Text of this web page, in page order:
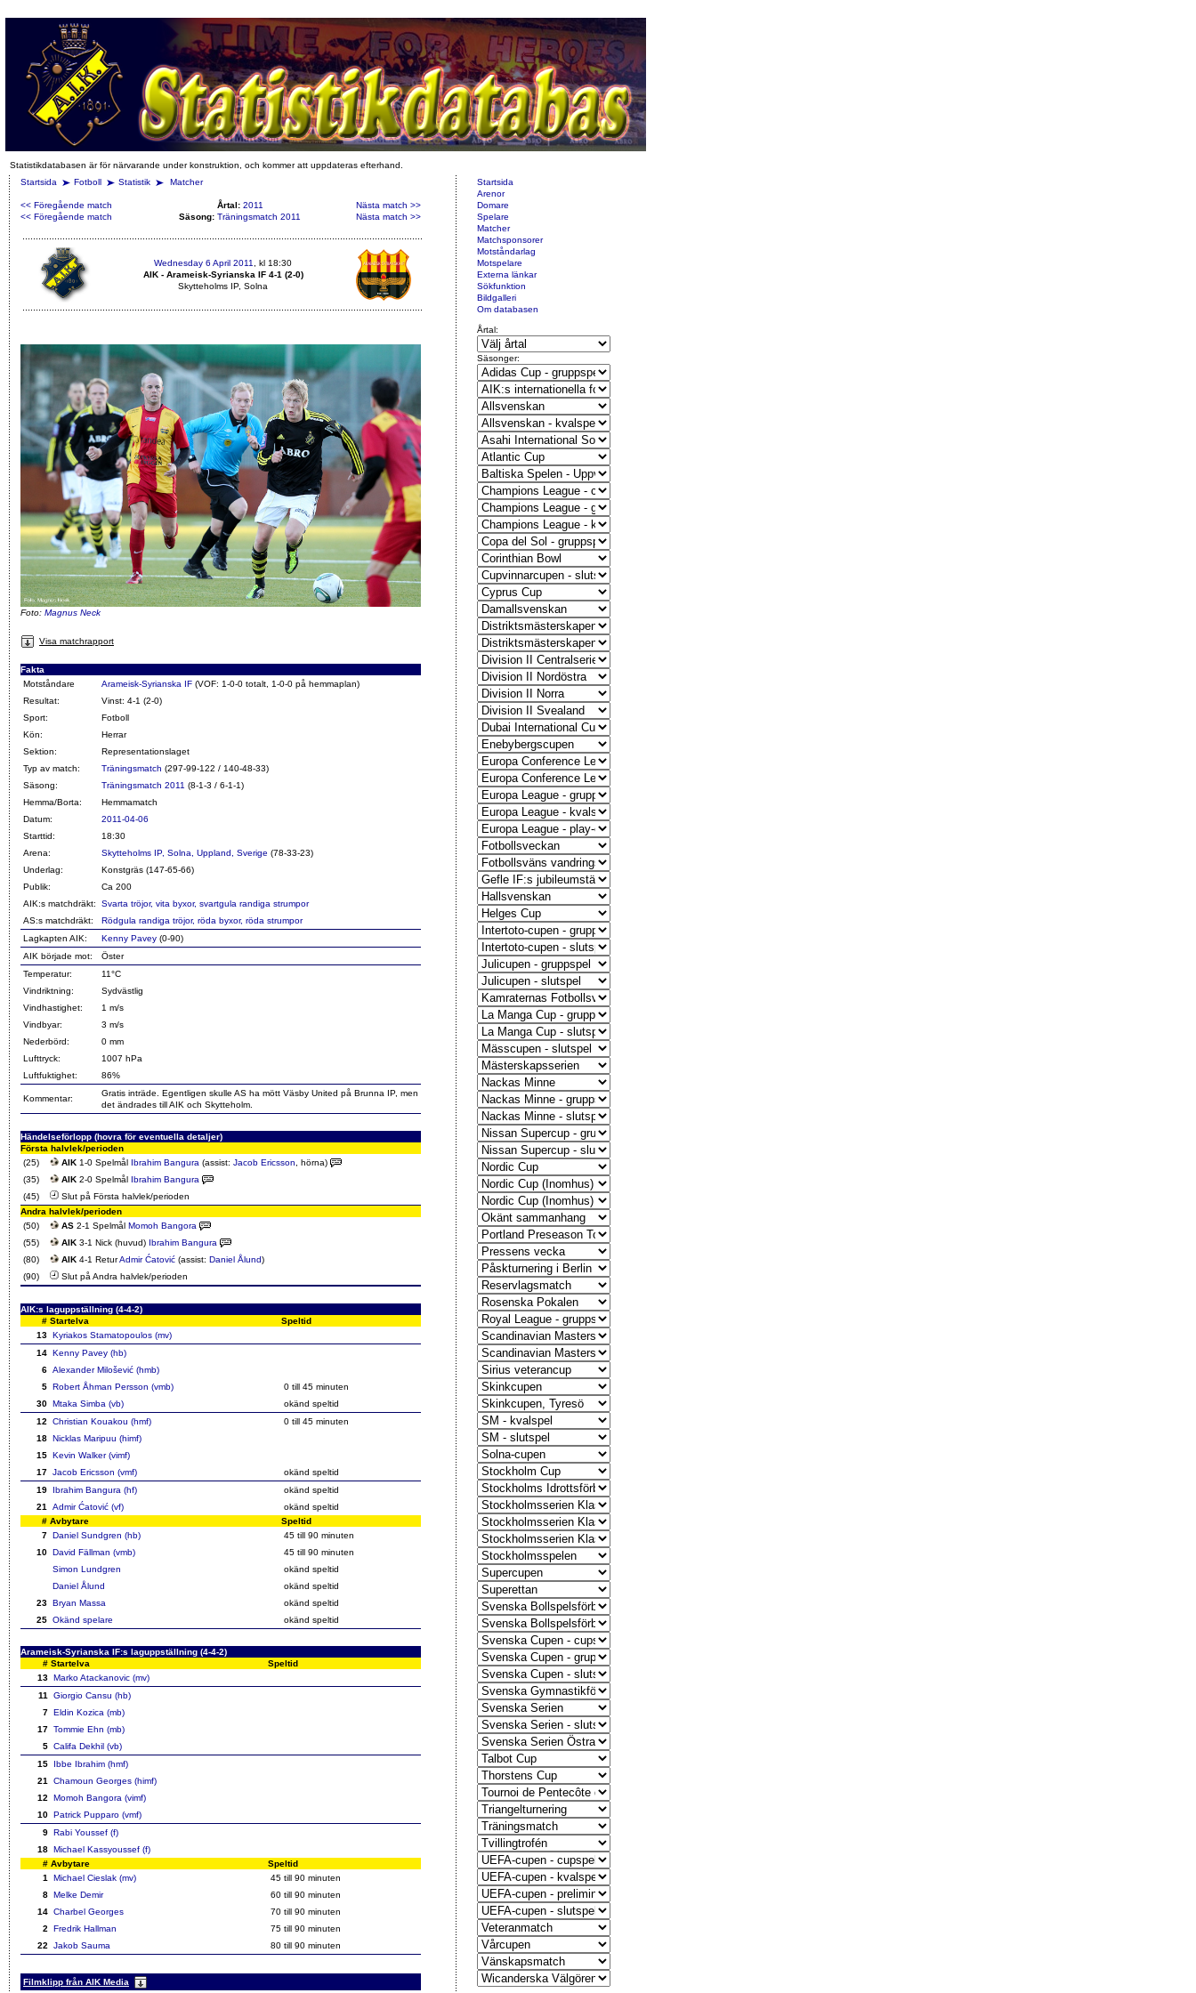
Statistikdatabasen är för närvarande under konstruktion, och kommer att uppdateras efterhand.
Startsida
Fotboll Statistik Matcher
<< Föregående match Årtal: 2011
Nästa match >>
<< Föregående match
Säsong: Träningsmatch 2011 Nästa match >>
Wednesday 6 April 2011
, kl 18:30
AIK - Arameisk-Syrianska IF 4-1 (2-0)
Skytteholms IP, Solna
Foto: Magnus Neck
Visa matchrapport
Fakta
Motståndare
Arameisk-Syrianska IF (VOF: 1-0-0 totalt, 1-0-0 på hemmaplan)
Resultat:
Vinst: 4-1 (2-0)
Sport:
Fotboll
Kön:
Herrar
Sektion:
Representationslaget
Typ av match:
Träningsmatch (297-99-122 / 140-48-33)
Säsong:
Träningsmatch 2011 (8-1-3 / 6-1-1)
Hemma/Borta:
Hemmamatch
Datum:
2011-04-06
Starttid:
18:30
Arena:
Skytteholms IP, Solna, Uppland, Sverige (78-33-23)
Underlag:
Konstgräs (147-65-66)
Publik:
Ca 200
AIK:s matchdräkt:
Svarta tröjor, vita byxor, svartgula randiga strumpor
AS:s matchdräkt:
Rödgula randiga tröjor, röda byxor, röda strumpor
Lagkapten AIK:
Kenny Pavey (0-90)
AIK började mot:
Öster
Temperatur:
11°C
Vindriktning:
Sydvästlig
Vindhastighet:
1 m/s
Vindbyar:
3 m/s
Nederbörd:
0 mm
Lufttryck:
1007 hPa
Luftfuktighet:
86%
Kommentar:
Gratis inträde. Egentligen skulle AS ha mött Väsby United på Brunna IP, men
det ändrades till AIK och Skytteholm.
Händelseförlopp (hovra för eventuella detaljer)
Första halvlek/perioden
(25)
AIK 1-0 Spelmål Ibrahim Bangura (assist: Jacob Ericsson , hörna)
(35)
AIK 2-0 Spelmål Ibrahim Bangura
(45)
Slut på Första halvlek/perioden
Andra halvlek/perioden
(50)
AS 2-1 Spelmål Momoh Bangora
(55)
AIK 3-1 Nick (huvud) Ibrahim Bangura
(80)
AIK 4-1 ReturAdmir Ćatović (assist: Daniel Ålund)
(90)
Slut på Andra halvlek/perioden
AIK:s laguppställning (4-4-2)
# Startelva
Speltid
13 Kyriakos Stamatopoulos (mv)
14 Kenny Pavey (hb)
6 Alexander Milošević (hmb)
5 Robert Åhman Persson (vmb)
0 till 45 minuten
30 Mtaka Simba (vb)
okänd speltid
12
Christian Kouakou (hmf)
0 till 45 minuten
18 Nicklas Maripuu (himf)
15 Kevin Walker (vimf)
17 Jacob Ericsson (vmf)
okänd speltid
19
Ibrahim Bangura (hf)
okänd speltid
21
Admir Ćatović (vf)
okänd speltid
# Avbytare
Speltid
7 Daniel Sundgren (hb)
45 till 90 minuten
10 David Fällman (vmb)
45 till 90 minuten
Simon Lundgren
okänd speltid
Daniel Ålund
okänd speltid
23 Bryan Massa
okänd speltid
25 Okänd spelare okänd speltid
Arameisk-Syrianska IF:s laguppställning (4-4-2)
# Startelva
Speltid
13 Marko Atackanovic (mv)
11
Giorgio Cansu (hb)
7 Eldin Kozica (mb)
17 Tommie Ehn (mb)
5 Califa Dekhil (vb)
15
Ibbe Ibrahim (hmf)
21
Chamoun Georges (himf)
12
Momoh Bangora (vimf)
10 Patrick Pupparo (vmf)
9 Rabi Youssef (f)
18 Michael Kassyoussef (f)
# Avbytare
Speltid
1
Michael Cieslak (mv)
45 till 90 minuten
8 Melke Demir
60 till 90 minuten
14 Charbel Georges
70 till 90 minuten
2
Fredrik Hallman
75 till 90 minuten
22
Jakob Sauma 80 till 90 minuten
Filmklipp från AIK Media
Startsida
Arenor
Domare
Spelare
Matcher
Matchsponsorer
Motståndarlag
Motspelare
Externa länkar
Sökfunktion
Bildgalleri
Om databasen
Årtal:
Säsonger: